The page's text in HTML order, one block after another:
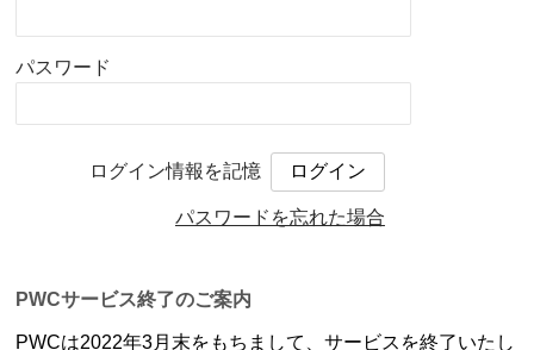
パスワード
ログイン情報を記憶
パスワードを忘れた場合
PWCサービス終了のご案内
PWCは2022年3月末をもちまして、サービスを終了いたし